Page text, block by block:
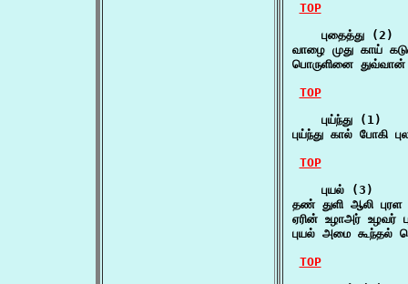
TOP
    புதைத்து (2)
வாழை முது காய்
பொருளினை துவ்வான்
TOP
    புய்ந்து (1)
புய்ந்து கால் போகி
TOP
    புயல் (3)
தண் துளி ஆலி
ஏரின் உழாஅர் உழவர்
புயல் அமை
TOP